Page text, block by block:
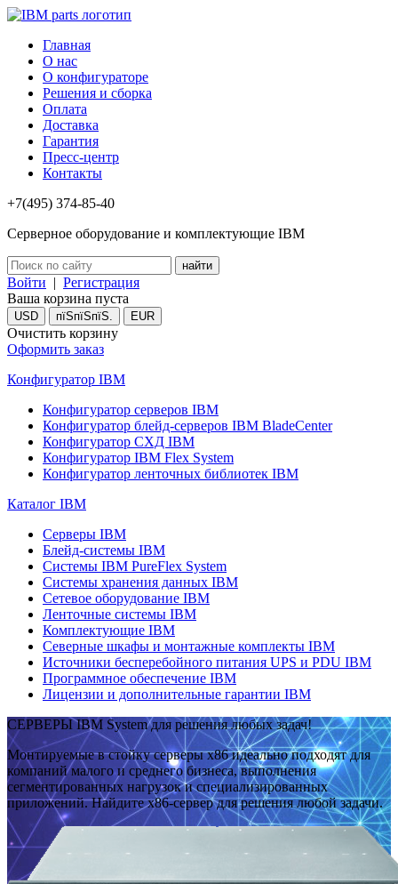
Главная
О нас
О конфигураторе
Решения и сборка
Оплата
Доставка
Гарантия
Пресс-центр
Контакты
+7(495) 374-85-40
Серверное оборудование и комплектующие IBM
Войти | Регистрация
Ваша корзина пуста
USD пїЅпїЅпїЅ. EUR
Очистить корзину
Оформить заказ
Конфигуратор IBM
Конфигуратор серверов IBM
Конфигуратор блейд-серверов IBM BladeCenter
Конфигуратор СХД IBM
Конфигуратор IBM Flex System
Конфигуратор ленточных библиотек IBM
Каталог IBM
Серверы IBM
Блейд-системы IBM
Системы IBM PureFlex System
Системы хранения данных IBM
Сетевое оборудование IBM
Ленточные системы IBM
Комплектующие IBM
Северные шкафы и монтажные комплекты IBM
Источники бесперебойного питания UPS и PDU IBM
Программное обеспечение IBM
Лицензии и дополнительные гарантии IBM
СЕРВЕРЫ IBM System для решения любых задач!
Монтируемые в стойку серверы x86 идеально подходят для
компаний малого и среднего бизнеса, выполнения
сегментированных нагрузок и специализированных
приложений. Найдите x86-сервер для решения любой задачи.